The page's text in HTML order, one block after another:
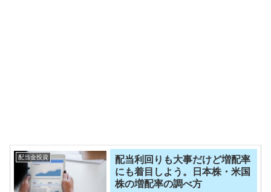
配当金投資
配当利回りも大事だけど増配率
にも着目しよう。日本株・米国
株の増配率の調べ方